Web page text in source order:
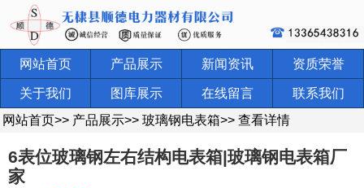
网站首页 产品展示 新闻资讯 资质荣誉
关于我们 图库展示 在线留言
联系我们
网站首页>> 产品展示>> 玻璃钢电表箱>> 查看详情
6表位玻璃钢左右结构电表箱|玻璃钢电表箱厂
家